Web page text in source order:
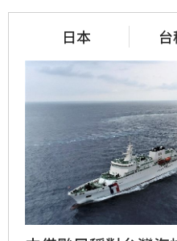
日本